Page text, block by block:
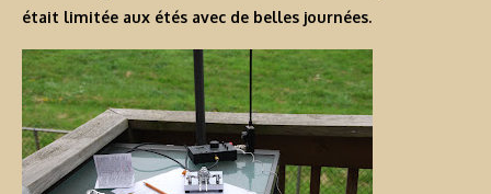
était limitée aux étés avec de belles journées.